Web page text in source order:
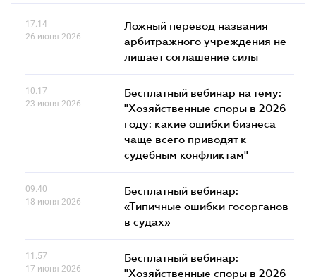
17.14
26 июня 2026
Ложный перевод названия
арбитражного учреждения не
лишает соглашение силы
10.17
23 июня 2026
Бесплатный вебинар на тему:
"Хозяйственные споры в 2026
году: какие ошибки бизнеса
чаще всего приводят к
судебным конфликтам"
09.40
18 июня 2026
Бесплатный вебинар:
«Типичные ошибки госорганов
в судах»
11.57
17 июня 2026
Бесплатный вебинар:
"Хозяйственные споры в 2026